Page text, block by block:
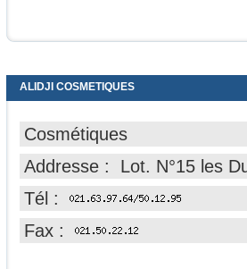
ALIDJI COSMETIQUES
Cosmétiques
Addresse : Lot. N°15 les
Tél :
Fax :